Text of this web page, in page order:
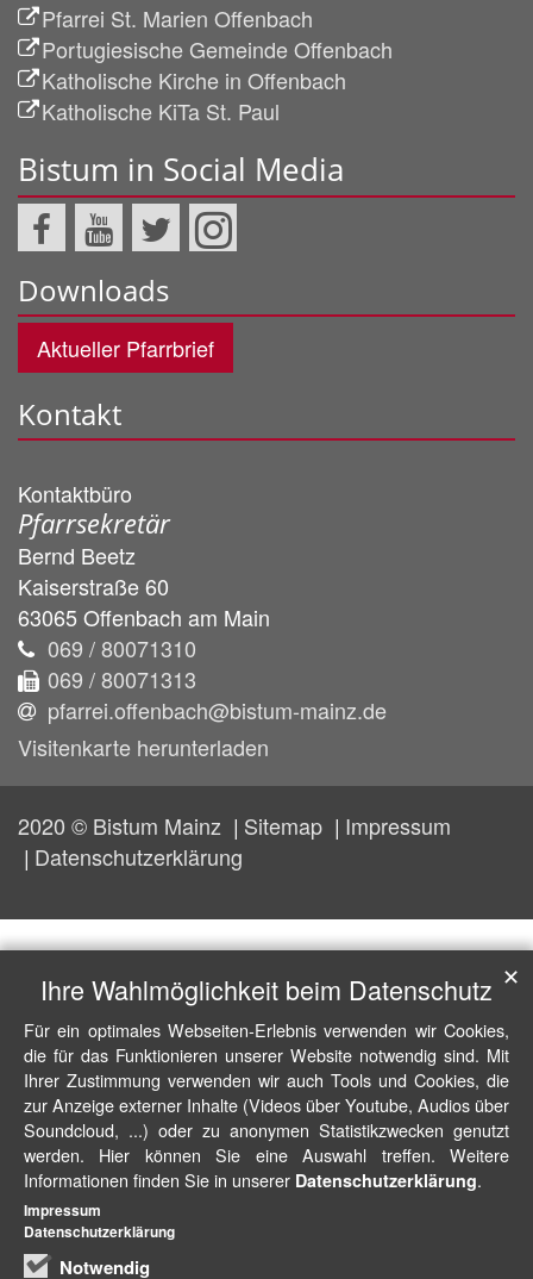
Pfarrei St. Marien Offenbach
Portugiesische Gemeinde Offenbach
Katholische Kirche in Offenbach
Katholische KiTa St. Paul
Bistum in Social Media
Downloads
Aktueller Pfarrbrief
Kontakt
Kontaktbüro
Pfarrsekretär
Bernd Beetz
Kaiserstraße 60
63065Offenbach am Main
069 / 80071310
069 / 80071313
pfarrei.offenbach@bistum-mainz.de
Visitenkarte herunterladen
2020 © Bistum Mainz Sitemap
Impressum
Datenschutzerklärung
Ihre Wahlmöglichkeit beim Datenschutz
Für ein optimales Webseiten-Erlebnis verwenden wir Cookies,
die für das Funktionieren unserer Website notwendig sind. Mit
Ihrer Zustimmung verwenden wir auch Tools und Cookies, die
zur Anzeige externer Inhalte (Videos über Youtube, Audios über
Soundcloud, ...) oder zu anonymen Statistikzwecken genutzt
werden. Hier können Sie eine Auswahl treffen. Weitere
Informationen finden Sie in unserer Datenschutzerklärung.
Notwendig
✕
Impressum
Datenschutzerklärung